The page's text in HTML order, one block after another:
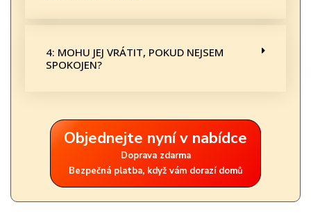
4: MOHU JEJ VRÁTIT, POKUD NEJSEM
SPOKOJEN?
Objednejte nyní v nabídce
Doprava zdarma
Bezpečná platba, když vám dorazí domů